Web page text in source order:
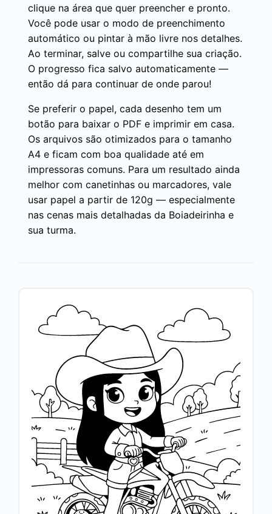
clique na área que quer preencher e pronto.
Você pode usar o modo de preenchimento
automático ou pintar à mão livre nos detalhes.
Ao terminar, salve ou compartilhe sua criação.
O progresso fica salvo automaticamente —
então dá para continuar de onde parou!
Se preferir o papel, cada desenho tem um
botão para baixar o PDF e imprimir em casa.
Os arquivos são otimizados para o tamanho
A4 e ficam com boa qualidade até em
impressoras comuns. Para um resultado ainda
melhor com canetinhas ou marcadores, vale
usar papel a partir de 120g — especialmente
nas cenas mais detalhadas da Boiadeirinha e
sua turma.